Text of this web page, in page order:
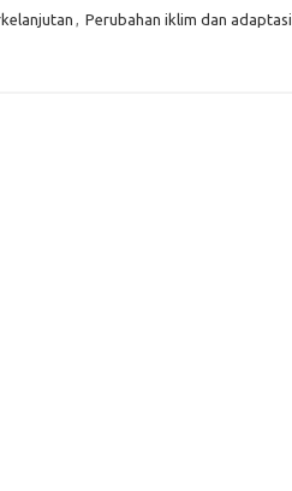
, Perubahan iklim dan adaptasi